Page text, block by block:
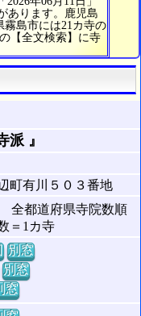
あります。鹿児島
霧島市には21カ寺の
【全文検索】に寺
派 』
町有川５０３番地
都道府県寺院数順
＝1カ寺
別窓
別窓
窓